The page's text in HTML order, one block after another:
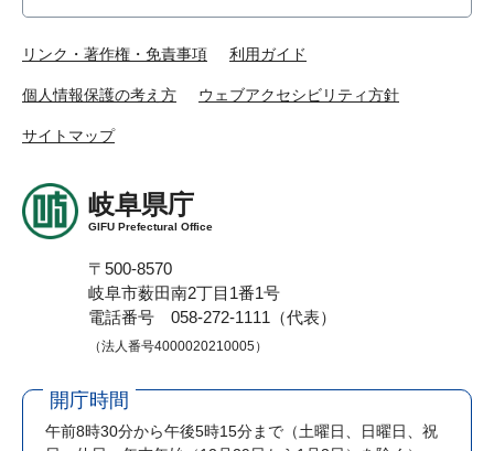
リンク・著作権・免責事項 利用ガイド
個人情報保護の考え方 ウェブアクセシビリティ方針
サイトマップ
岐阜県庁
GIFU Prefectural Office
〒500-8570
岐阜市薮田南2丁目1番1号
電話番号 058-272-1111（代表）
（法人番号4000020210005）
開庁時間
午前8時30分から午後5時15分まで （土曜日、日曜日、祝